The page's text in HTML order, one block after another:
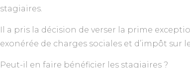
stagiaires.
Il a pris la décision de verser la prime
exonérée de charges sociales et d’impôt sur
Peut-il en faire bénéficier les stagiaires ?